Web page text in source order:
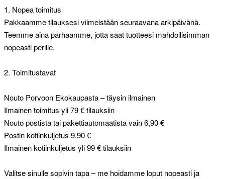
1. Nopea toimitus
Pakkaamme tilauksesi viimeistään seuraavana arkipäivänä.
Teemme aina parhaamme, jotta saat tuotteesi mahdollisimman
nopeasti perille.
2. Toimitustavat
Nouto Porvoon Ekokaupasta – täysin ilmainen
Ilmainen toimitus yli 79 € tilauksiin
Nouto postista tai pakettiautomaatista vain 6,90 €
Postin kotiinkuljetus 9,90 €
Ilmainen kotiinkuljetus yli 99 € tilauksiin
Valitse sinulle sopivin tapa – me hoidamme loput nopeasti ja